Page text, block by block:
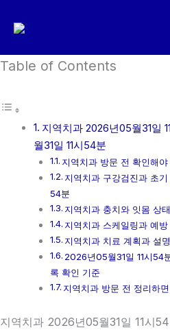
로
너
Table of Contents
지역치과 2026년05월31일
월31일 11시54분
지역치과 방문 전 확인해
지역치과 구강검진과 초
54분
지역치과 충치와 잇몸 상
지역치과 스케일링과 예
지역치과 치료 계획과 설
2026년05월31일 11시54
록 확인 기준
지역치과 방문 전 정리하
지역치과 2026년05월31일 11시